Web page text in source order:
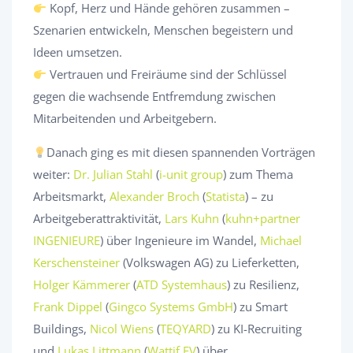
Kopf, Herz und Hände gehören zusammen –
Szenarien entwickeln, Menschen begeistern und
Ideen umsetzen.
Vertrauen und Freiräume sind der Schlüssel
gegen die wachsende Entfremdung zwischen
Mitarbeitenden und Arbeitgebern.
Danach ging es mit diesen spannenden Vorträgen
weiter: Dr. Julian Stahl (i-unit group) zum Thema
Arbeitsmarkt, Alexander Broch (Statista) – zu
Arbeitgeberattraktivität, Lars Kuhn (kuhn+partner
INGENIEURE) über Ingenieure im Wandel, Michael
Kerschensteiner (Volkswagen AG) zu Lieferketten,
Holger Kämmerer (ATD Systemhaus) zu Resilienz,
Frank Dippel (Gingco Systems GmbH) zu Smart
Buildings, Nicol Wiens (TEQYARD) zu KI-Recruiting